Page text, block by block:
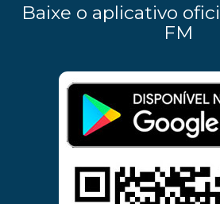
Baixe o aplicativo
FM